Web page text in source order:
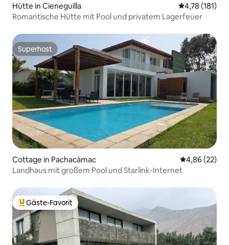
Hütte in Cieneguilla
4,78 (181)
Romantische Hütte mit Pool und privatem Lagerfeuer
Superhost
Superhost
Cottage in Pachacámac
4,86 (22)
Landhaus mit großem Pool und Starlink-Internet
Beliebter Gäste-Favorit.
Gäste-Favorit